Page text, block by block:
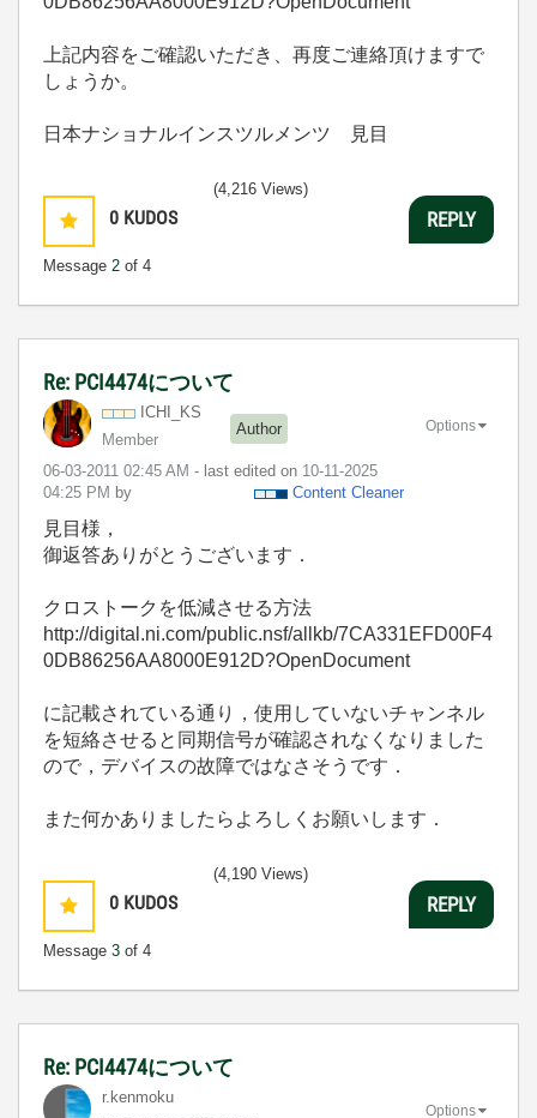
上記内容をご確認いただき、再度ご連絡頂けますで
しょうか。
日本ナショナルインスツルメンツ 見目
0 KUDOS
Message 2 of 4
(4,216 Views)
REPLY
Re: PCI4474について
ICHI_KS
Member
Author
‎06-03-2011 02:45 AM - last edited on ‎10-11-2025
04:25 PM by Content Cleaner
Options
見目様，
御返答ありがとうございます．
クロストークを低減させる方法
http://digital.ni.com/public.nsf/allkb/7CA331EFD00F4
0DB86256AA8000E912D?OpenDocument
に記載されている通り，使用していないチャンネル
を短絡させると同期信号が確認されなくなりました
ので，デバイスの故障ではなさそうです．
また何かありましたらよろしくお願いします．
0 KUDOS
Message 3 of 4
(4,190 Views)
REPLY
Re: PCI4474について
r.kenmoku
Options